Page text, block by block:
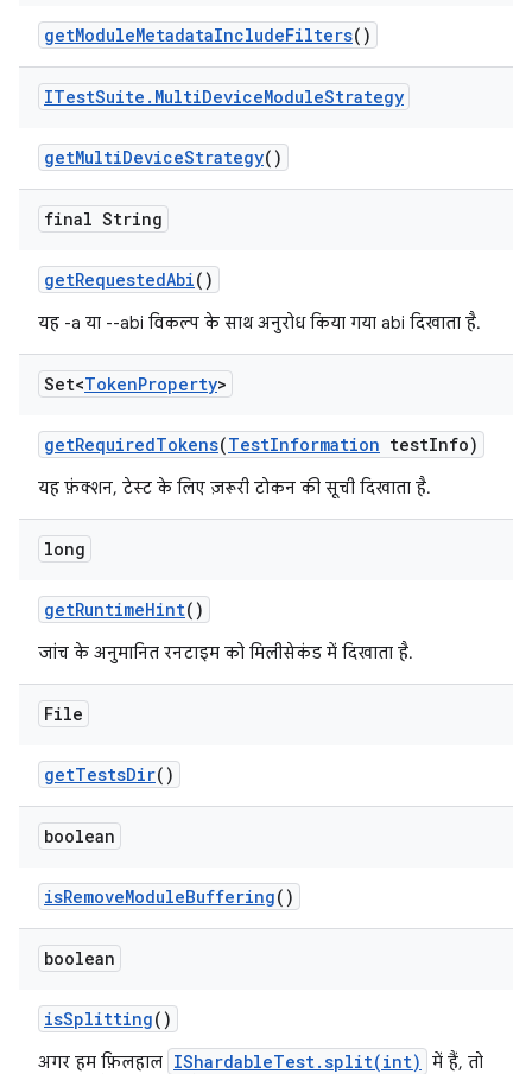
getModuleMetadataIncludeFilters()
ITestSuite . MultiDeviceModuleStrategy
getMultiDeviceStrategy()
final String
getRequestedAbi()
यह -a या --abi विकल्प के साथ अनुरोध किया गया abi दिखाता है.
Set<TokenProperty>
getRequiredTokens(TestInformation testInfo)
यह फ़ंक्शन, टेस्ट के लिए ज़रूरी टोकन की सूची दिखाता है.
long
getRuntimeHint()
जांच के अनुमानित रनटाइम को मिलीसेकंड में दिखाता है.
File
getTestsDir()
boolean
isRemoveModuleBuffering()
boolean
isSplitting()
अगर हम फ़िलहाल IShardableTest.split(int)
में हैं, तो